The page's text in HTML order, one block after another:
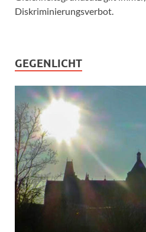
Diskriminierungsverbot.
GEGENLICHT